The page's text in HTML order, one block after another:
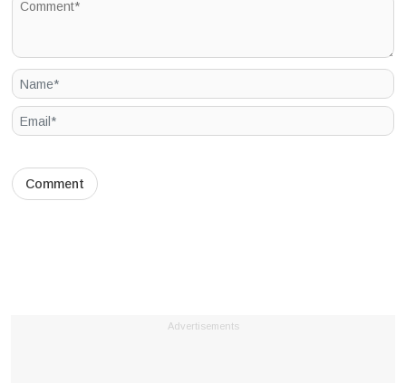
Advertisements